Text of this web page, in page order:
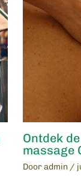
Ontdek
massage
Door admin /